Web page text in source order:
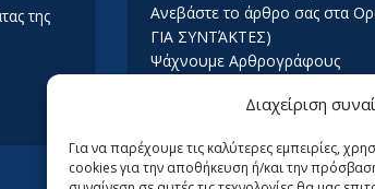
Διαχείριση
Για να παρέχουμε τις καλύτερες εμπειρίες,
cookies για την αποθήκευση ή/και την
της
Ανεβάστε το άρθρο σας στα
ΓΙΑ ΣΥΝΤΆΚΤΕΣ)
Ψάχνουμε Αρθρογράφους